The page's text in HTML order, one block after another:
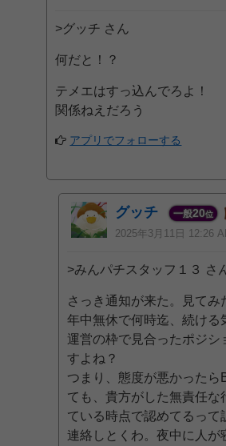
>グッチ さん
何だと！？
テメエはすっ込んでろよ！
関係ねえだろう
アプリでフォローする
グッチ 一般20位
2025年3月11日 12:26
>みんパチスタッフ１３ さ
さっき通知が来た。見てみ
年中無休で何時迄、続ける
運営の枠で見合ったポジシ
すよね？
つまり、態度が悪かったら
ても、貴方がした無責任な
ている時点で認めてるって
連絡しとくわ。夜中に人が